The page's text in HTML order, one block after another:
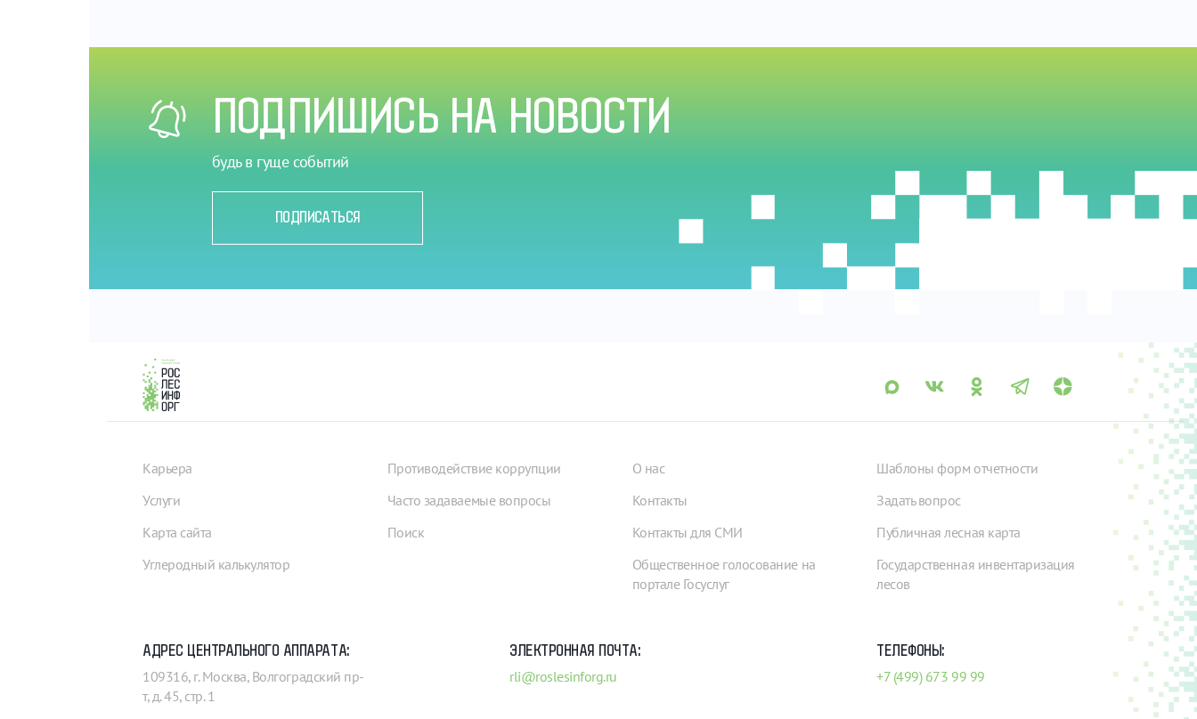
ПОДПИШИСЬ НА НОВОСТИ
будь в гуще событий
ПОДПИСАТЬСЯ
Карьера
Услуги
Карта сайта
Углеродный калькулятор
Противодействие коррупции
Часто задаваемые вопросы
Поиск
О нас
Контакты
Контакты для СМИ
Общественное голосование на
портале Госуслуг
Шаблоны форм отчетности
Задать вопрос
Публичная лесная карта
Государственная инвентаризация
лесов
АДРЕС ЦЕНТРАЛЬНОГО АППАРАТА:
109316, г. Москва, Волгоградский пр-
т, д. 45, стр. 1
ЭЛЕКТРОННАЯ ПОЧТА:
rli@roslesinforg.ru
ТЕЛЕФОНЫ:
+7 (499) 673 99 99